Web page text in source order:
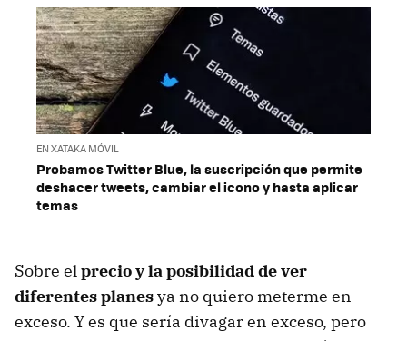
EN XATAKA MÓVIL
Probamos Twitter Blue, la suscripción que permite
deshacer tweets, cambiar el icono y hasta aplicar
temas
Sobre elprecio y la posibilidad de ver
diferentes planesya no quiero meterme en
exceso. Y es que sería divagar en exceso, pero